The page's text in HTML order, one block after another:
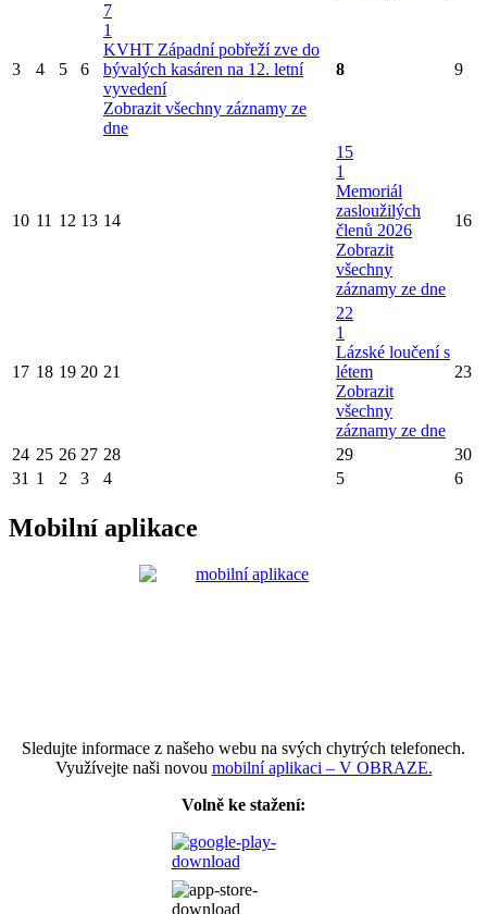
3 4 5 6
7
1
KVHT Západní pobřeží zve do
bývalých kasáren na 12. letní
vyvedení
Zobrazit všechny záznamy ze
dne
8 9
10 11 12 13 14
15
1
Memoriál
zasloužilých
členů 2026
Zobrazit
všechny
záznamy ze dne
16
17 18 19 20 21
22
1
Lázské loučení s
létem
Zobrazit
všechny
záznamy ze dne
23
24 25 26 27 28 29
30
31 1 2 3 4 5 6
Mobilní aplikace
Sledujte informace z našeho webu na svých chytrých telefonech.
Využívejte naši novou mobilní aplikaci – V OBRAZE.
Volně ke stažení: